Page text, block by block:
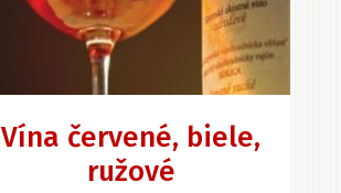
Vína červené, biele,
ružové